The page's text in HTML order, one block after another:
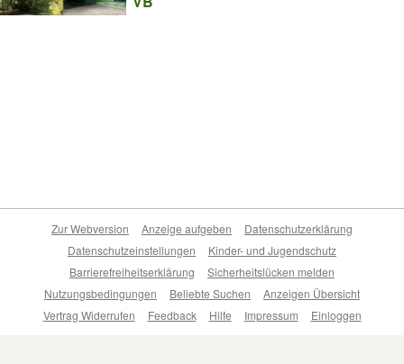
Zur Webversion Anzeige aufgeben
Datenschutzerklärung
Datenschutzeinstellungen
Kinder- und Jugendschutz
Barrierefreiheitserklärung
Sicherheitslücken melden
Nutzungsbedingungen
Beliebte Suchen
Anzeigen Übersicht
Vertrag Widerrufen
Feedback Hilfe Impressum Einloggen